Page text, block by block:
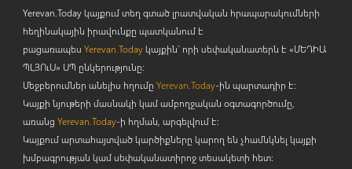
Yerevan.Today կայքում տեղ գտած լրատվական հրապարակումների
հեղինակային իրավունքը պատկանում է
բացառապես Yerevan.Todayկայքին` որի սեփականատերն է «ՄԵԴԻԱ
ՊԼՅՈւՍ» ՍՊ ընկերությունը։
Մեջբերումներ անելիս հղումը Yerevan.Today-ին պարտադիր է:
Կայքի նյութերի մասնակի կամ ամբողջական օգտագործումը,
առանց Yerevan.Today-ի հղման, արգելվում է:
Կայքում արտահայտված կարծիքները կարող են չհամնկնել կայքի
խմբագրության կամ սեփականատիրոջ տեսակետի հետ: